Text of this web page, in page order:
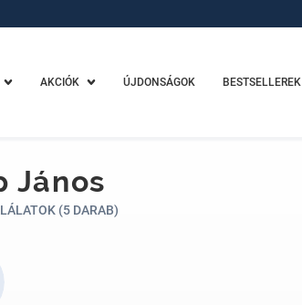
AKCIÓK ÚJDONSÁGOK BESTSELLEREK
János
(5 DARAB)